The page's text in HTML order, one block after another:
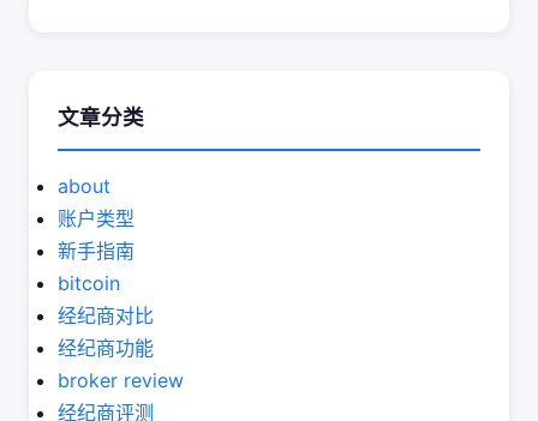
文章分类
about
账户类型
新手指南
bitcoin
经纪商对比
经纪商功能
broker review
经纪商评测